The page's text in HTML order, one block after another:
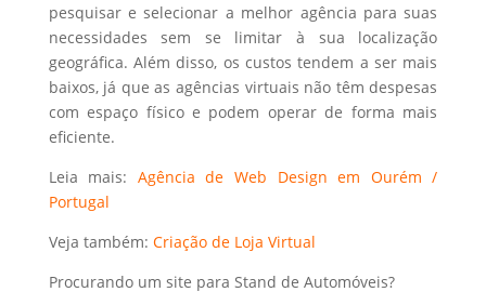
pesquisar e selecionar a melhor agência para suas
necessidades sem se limitar à sua localização
geográfica. Além disso, os custos tendem a ser mais
baixos, já que as agências virtuais não têm despesas
com espaço físico e podem operar de forma mais
eficiente.
Leia mais: Agência de Web Design em Ourém /
Portugal
Veja também: Criação de Loja Virtual
Procurando um site para Stand de Automóveis?